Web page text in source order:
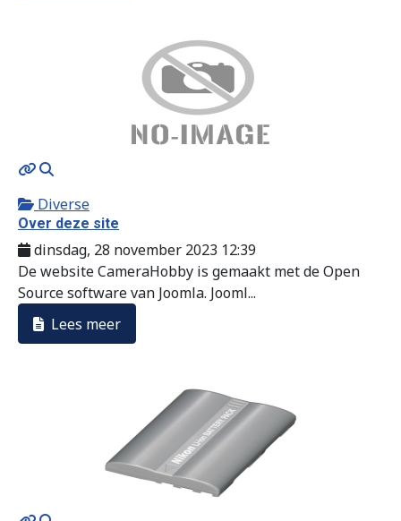
MOD_JTCS_VIEW_ARTICLE_LINK
Diverse
Over deze site
dinsdag, 28 november 2023 12:39
De website CameraHobby is gemaakt met de Open
Source software van Joomla. Jooml...
Lees meer